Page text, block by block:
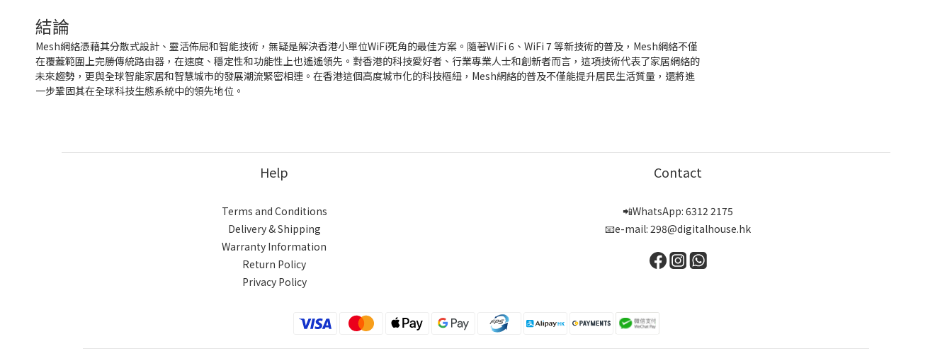
結論
Mesh網絡憑藉其分散式設計、靈活佈局和智能技術，無疑是解決香港小單位WiFi死角的最佳方案。隨著WiFi 6、WiFi 7 等新技術的普及，Mesh網絡不僅
在覆蓋範圍上完勝傳統路由器，在速度、穩定性和功能性上也遙遙領先。對香港的科技愛好者、行業專業人士和創新者而言，這項技術代表了家居網絡的
未來趨勢，更與全球智能家居和智慧城市的發展潮流緊密相連。在香港這個高度城市化的科技樞紐，Mesh網絡的普及不僅能提升居民生活質量，還將進
一步鞏固其在全球科技生態系統中的領先地位。
Help
Terms and Conditions
Delivery & Shipping
Warranty Information
Return Policy
Privacy Policy
Contact
📲WhatsApp: 6312 2175
📧e-mail: 298@digitalhouse.hk